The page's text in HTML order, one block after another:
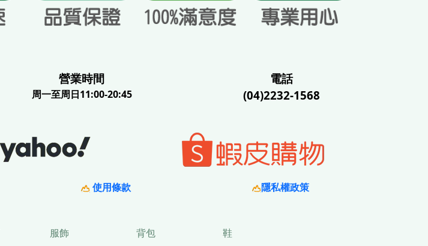
營業時間
周一至周日11:00-20:45
電話
(04)2232-1568
使用條款 隱私權政策
服飾 背包
鞋